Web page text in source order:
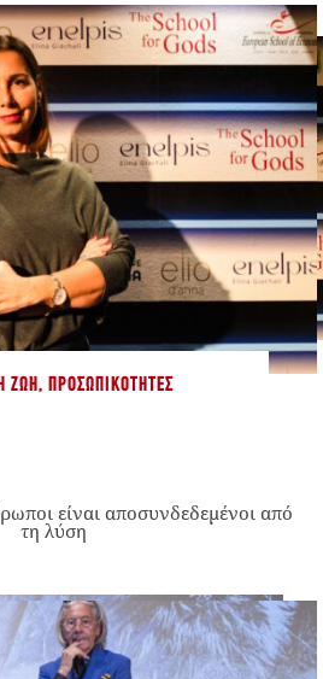
ΖΩΉ, ΠΡΟΣΩΠΙΚΌΤΗΤΕΣ
είναι αποσυνδεδεμένοι από
τη λύση